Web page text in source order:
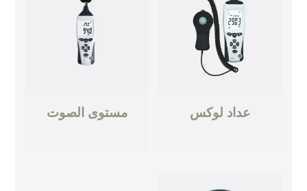
عداد لوكس مستوى الصوت